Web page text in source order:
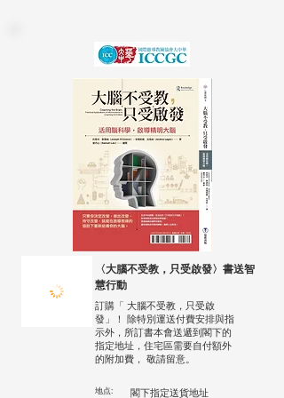
〈大腦不受教，只受啟發〉書送智
慧行動
訂購「 大腦不受教，只受啟
發」！ 除特別運送付費安排與指
示外，所訂書本會送遞到閣下的
指定地址，住宅區需要自付額外
的附加費， 敬請留意。
地点: 閣下指定送貨地址